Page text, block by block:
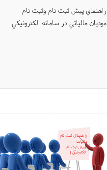
ﺭﺍﻫﻨﻤﺎﻱ ﭘﻴﺶ ﺛﺒﺖ ﻧﺎﻡ ﻭﺛﺒﺖ ﻧﺎﻡ
ﻣﻮﺩﻳﺎﻥ ﻣﺎﻟﻴﺎﺗﻲ ﺩﺭ ﺳﺎﻣﺎﻧﻪ ﺍﻟﻜﺘﺮﻭﻧﻴﻜﻲ